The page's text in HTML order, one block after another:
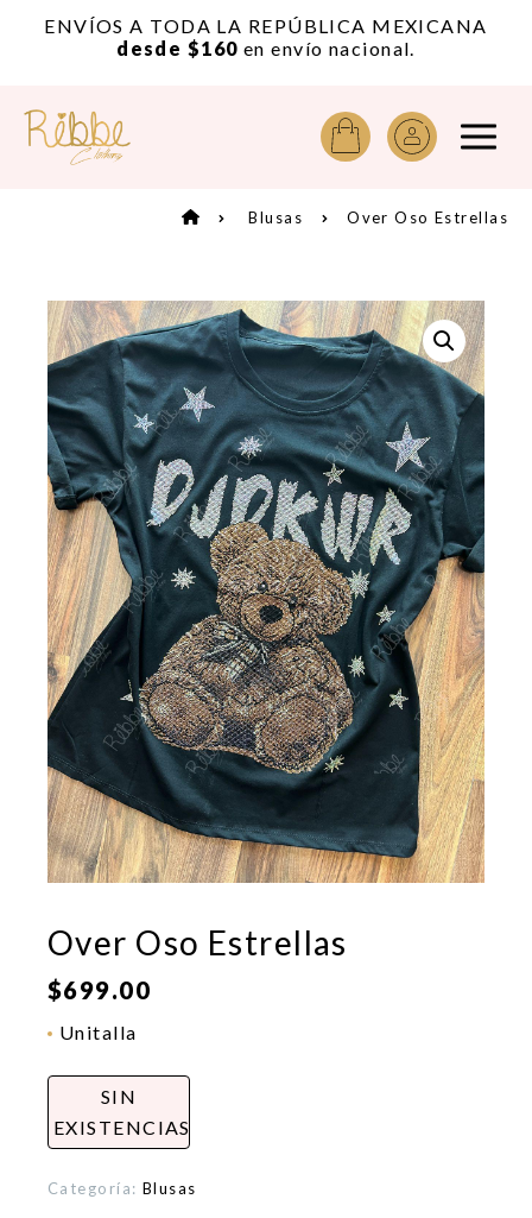
ENVÍOS A TODA LA REPÚBLICA MEXICANA
desde $160 en envío nacional.
Blusas Over Oso Estrellas
Over Oso Estrellas
$699.00
Unitalla
SIN
EXISTENCIAS
Categoría: Blusas